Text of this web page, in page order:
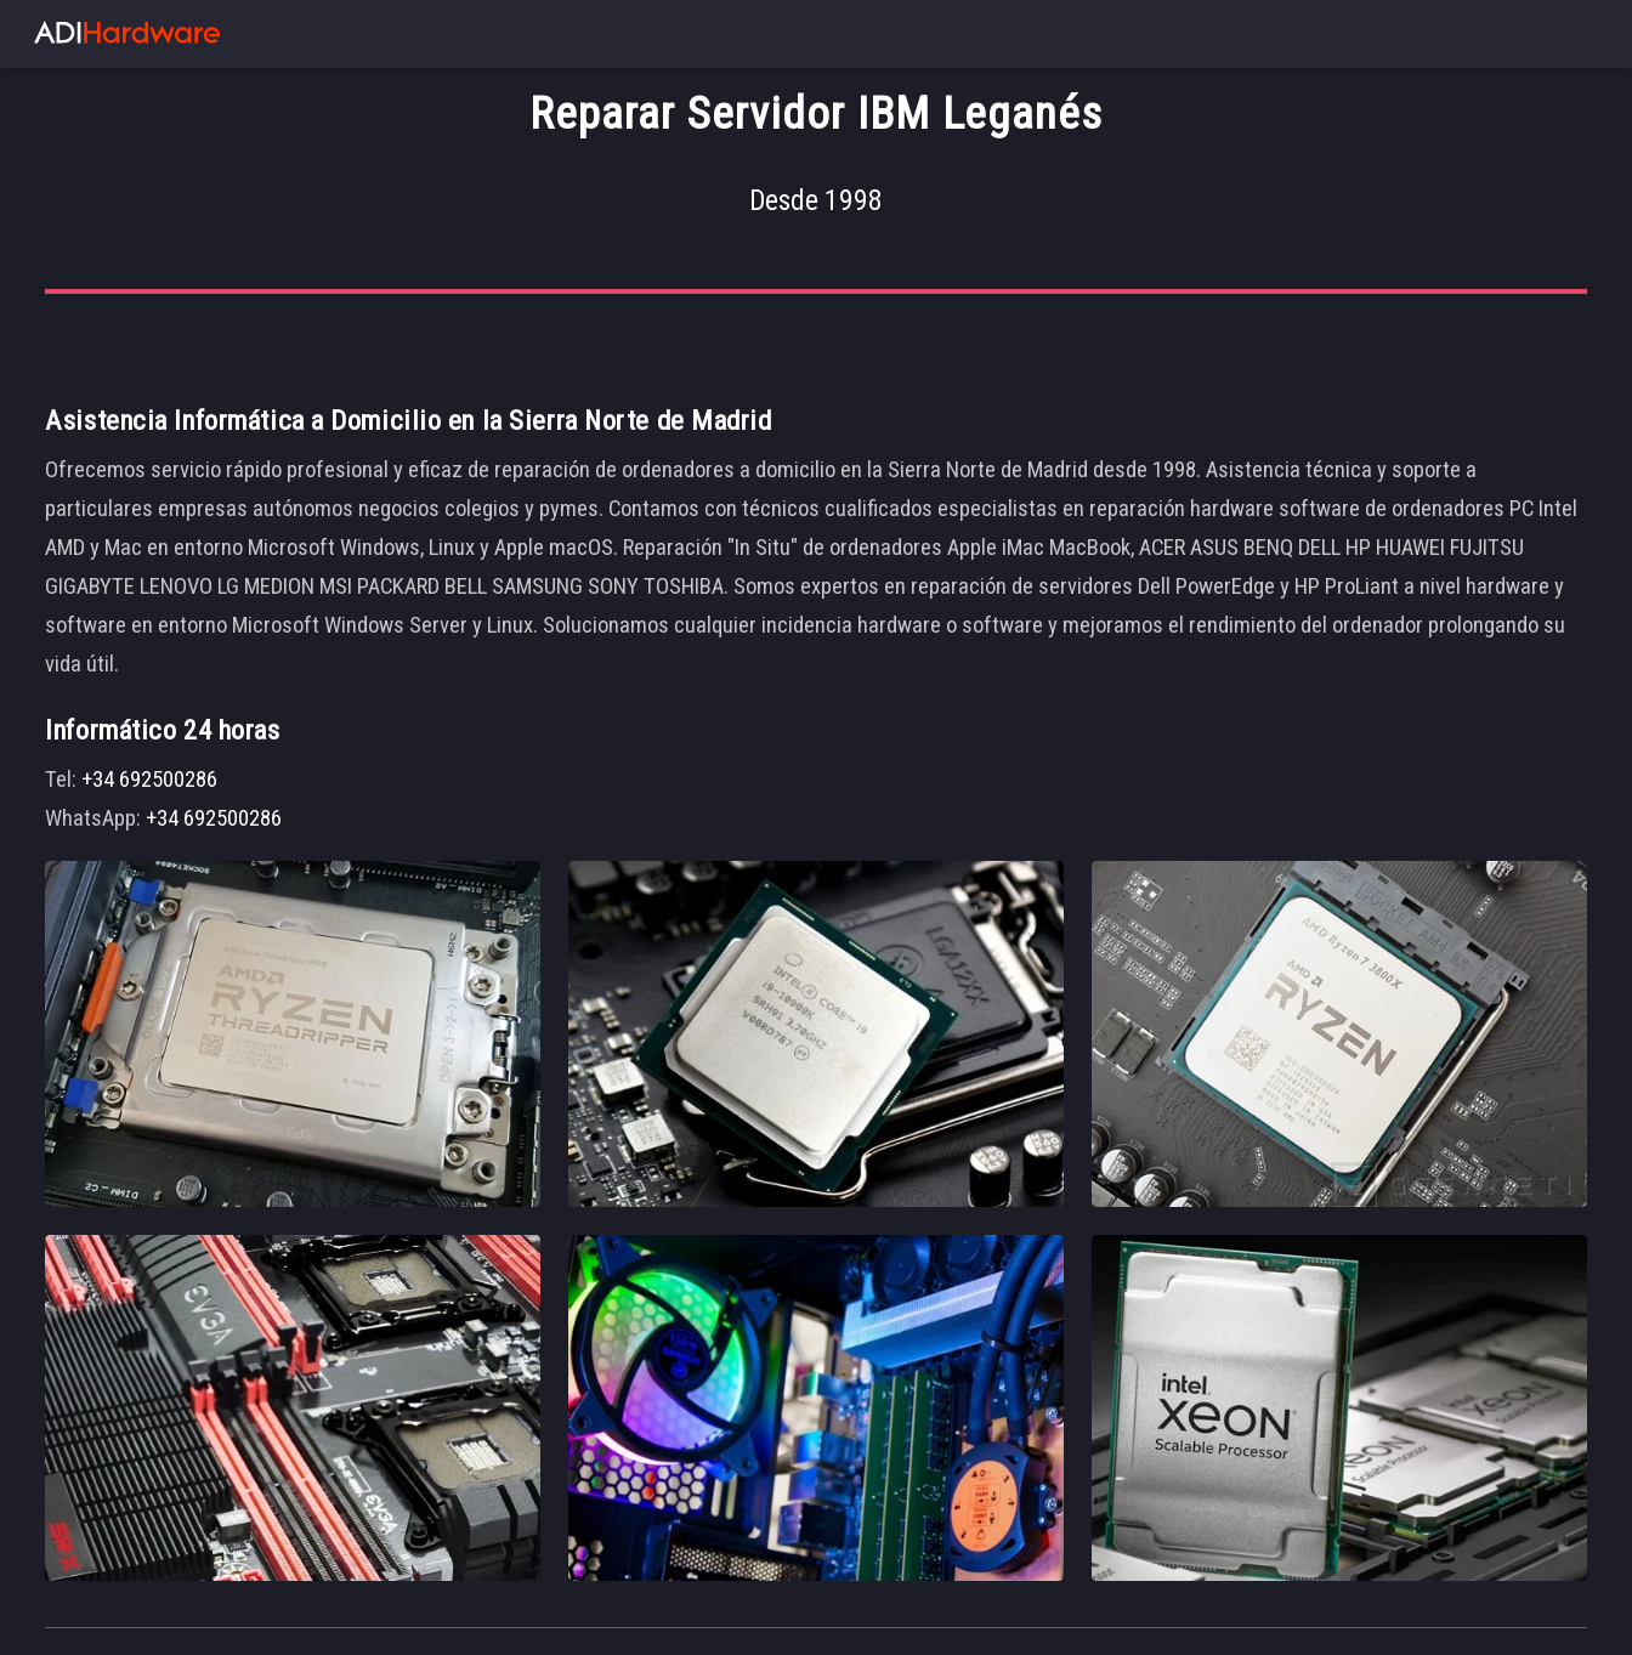
Reparar Servidor IBM Leganés
Desde 1998
Asistencia Informática a Domicilio en la Sierra Norte de Madrid
Ofrecemos servicio rápido profesional y eficaz de reparación de ordenadores a domicilio en la Sierra Norte de Madrid desde 1998. Asistencia técnica y soporte a
particulares empresas autónomos negocios colegios y pymes. Contamos con técnicos cualificados especialistas en reparación hardware software de ordenadores PC Intel
AMD y Mac en entorno Microsoft Windows, Linux y Apple macOS. Reparación "In Situ" de ordenadores Apple iMac MacBook, ACER ASUS BENQ DELL HP HUAWEI FUJITSU
GIGABYTE LENOVO LG MEDION MSI PACKARD BELL SAMSUNG SONY TOSHIBA. Somos expertos en reparación de servidores Dell PowerEdge y HP ProLiant a nivel hardware y
software en entorno Microsoft Windows Server y Linux. Solucionamos cualquier incidencia hardware o software y mejoramos el rendimiento del ordenador prolongando su
vida útil.
Informático 24 horas
Tel: +34 692500286
WhatsApp: +34 692500286